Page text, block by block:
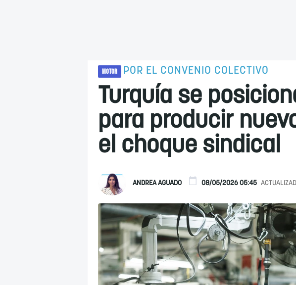
MOTOR POR EL CONVENIO COLECTIVO
Turquía se
para producir
el choque sindical
ANDREA AGUADO 08/05/2026 05:45